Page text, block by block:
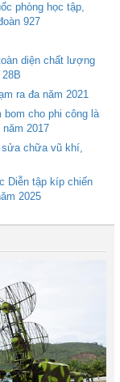
phòng học tập,
927
diện chất lượng
ra đa năm 2021
bom cho phi công là
2017
sửa chữa vũ khí,
Diễn tập kíp chiến
2025